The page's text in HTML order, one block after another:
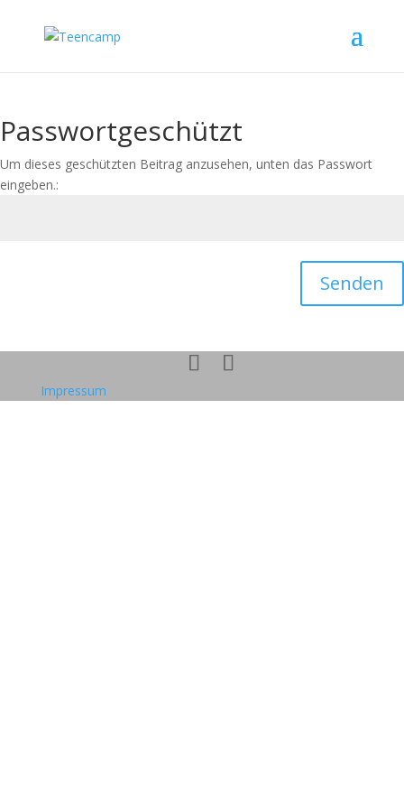
Passwortgeschützt
Um dieses geschützten Beitrag anzusehen, unten das Passwort
eingeben.:
Senden
Impressum